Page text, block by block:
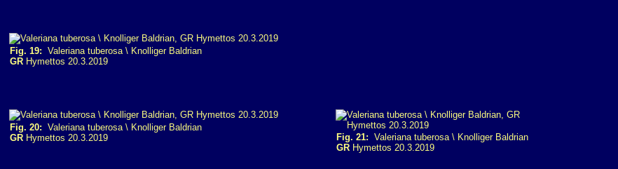
Fig. 19: Valeriana tuberosa \ Knolliger Baldrian
GR Hymettos 20.3.2019
Fig. 20: Valeriana tuberosa \ Knolliger Baldrian
GR Hymettos 20.3.2019 Fig. 21: Valeriana tuberosa \ Knolliger Baldrian
GR Hymettos 20.3.2019